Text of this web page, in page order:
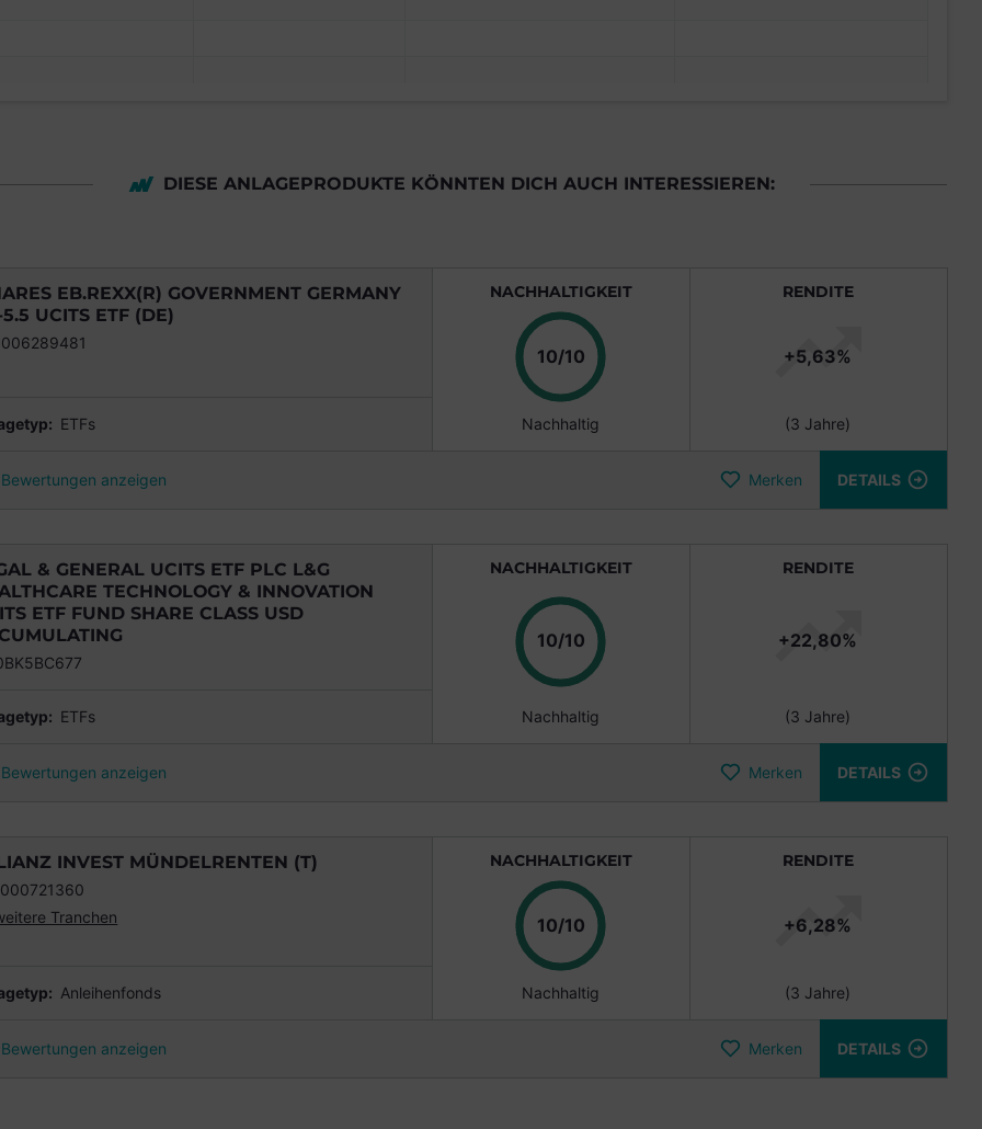
DIESE ANLAGEPRODUKTE KÖNNTEN DICH AUCH INTERESSIEREN:
EB.REXX(R) GOVERNMENT GERMANY
UCITS ETF (DE)
ETFs
NACHHALTIGKEIT
10/10Punkte
Nachhaltig
RENDITE
+5,63%
(3 Jahre)
Bewertungen anzeigen Merken DETAILS
& GENERAL UCITS ETF PLC L&G
TECHNOLOGY & INNOVATION
ETF FUND SHARE CLASS USD
ETFs
NACHHALTIGKEIT
10/10Punkte
Nachhaltig
RENDITE
+22,80%
(3 Jahre)
Bewertungen anzeigen Merken DETAILS
INVEST MÜNDELRENTEN (T)
Tranchen
Anleihenfonds
NACHHALTIGKEIT
10/10Punkte
Nachhaltig
RENDITE
+6,28%
(3 Jahre)
Bewertungen anzeigen Merken DETAILS